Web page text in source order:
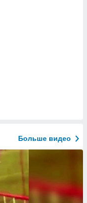
Больше видео